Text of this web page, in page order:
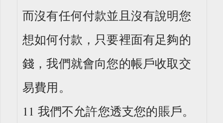
而沒有任何付款並且沒有說明您
想如何付款，只要裡面有足夠的
錢，我們就會向您的帳戶收取交
易費用。
11 我們不允許您透支您的賬戶。